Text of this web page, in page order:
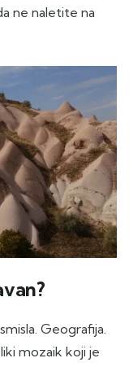
ne naletite na
Geografija.
mozaik koji je